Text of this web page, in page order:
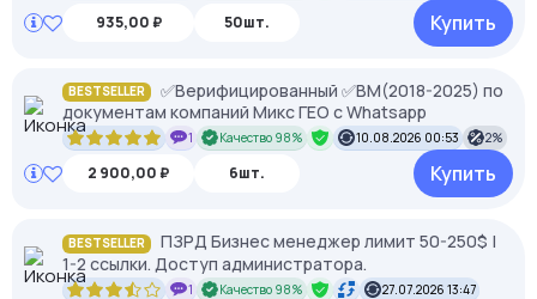
935,00 ₽ 50шт. Купить
BESTSELLER
✅Верифицированный ✅BM(2018-2025) по
документам компаний Микс ГЕО с Whatsapp
1 Качество 98% 10.08.2026 00:53 2%
2 900,00 ₽ 6шт. Купить
BESTSELLER
ПЗРД Бизнес менеджер лимит 50-250$ |
1-2 ссылки. Доступ администратора.
1 Качество 98% 27.07.2026 13:47